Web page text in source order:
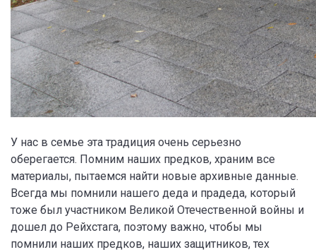
У нас в семье эта традиция очень серьезно
оберегается. Помним наших предков, храним все
материалы, пытаемся найти новые архивные данные.
Всегда мы помнили нашего деда и прадеда, который
тоже был участником Великой Отечественной войны и
дошел до Рейхстага, поэтому важно, чтобы мы
помнили наших предков, наших защитников, тех